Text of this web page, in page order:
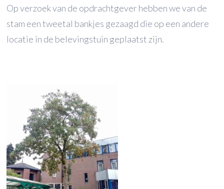
Op verzoek van de opdrachtgever hebben we van de
stam een tweetal bankjes gezaagd die op een andere
locatie in de belevingstuin geplaatst zijn.